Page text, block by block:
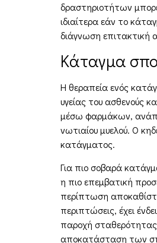
δραστηριοτήτων
ιδιαίτερα εάν το
διάγνωση επιτακτική
Κάταγμα
Η θεραπεία ενός
υγείας του ασθενούς
μέσω φαρμάκων,
νωτιαίου μυελού. Ο
κατάγματος.
Για πιο σοβαρά
η πιο επεμβατική
περίπτωση
περιπτώσεις, έχει
παροχή σταθερότητας.
αποκατάσταση των